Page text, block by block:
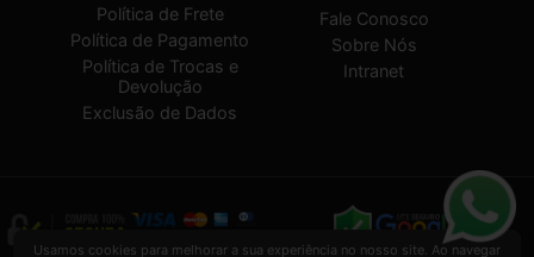
Política de Frete
Política de Pagamento
Política de Trocas e
Devolução
Exclusão de Dados
Fale Conosco
Sobre Nós
Intranet
Usamos cookies para melhorar a sua experiência no nosso site. Ao navegar